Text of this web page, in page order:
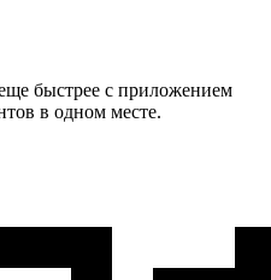
быстрее с приложением
в одном месте.